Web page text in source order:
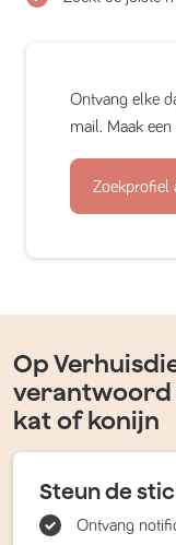
Ontvang elke
mail. Maak
Zoekprofiel
Op
verantwoord
kat of konijn
Steun de
Ontvang